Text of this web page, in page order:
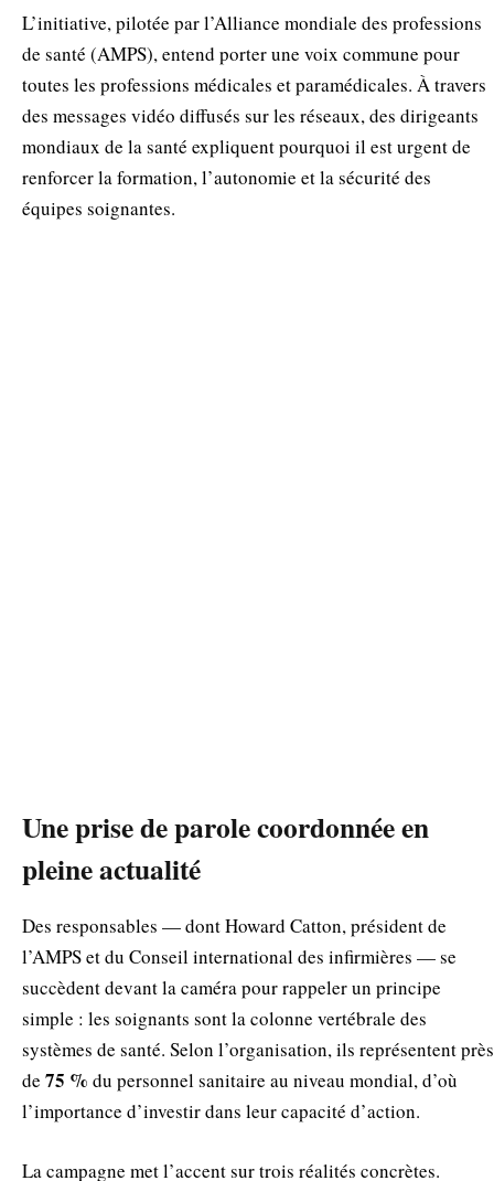
L’initiative, pilotée par l’Alliance mondiale des professions
de santé (AMPS), entend porter une voix commune pour
toutes les professions médicales et paramédicales. À travers
des messages vidéo diffusés sur les réseaux, des dirigeants
mondiaux de la santé expliquent pourquoi il est urgent de
renforcer la formation, l’autonomie et la sécurité des
équipes soignantes.
Une prise de parole coordonnée en
pleine actualité
Des responsables — dont Howard Catton, président de
l’AMPS et du Conseil international des infirmières — se
succèdent devant la caméra pour rappeler un principe
simple : les soignants sont la colonne vertébrale des
systèmes de santé. Selon l’organisation, ils représentent près
de 75 % du personnel sanitaire au niveau mondial, d’où
l’importance d’investir dans leur capacité d’action.
La campagne met l’accent sur trois réalités concrètes.